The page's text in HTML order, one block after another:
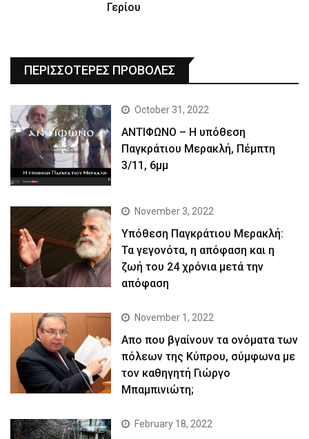
Γερίου
ΠΕΡΙΣΣΟΤΕΡΕΣ ΠΡΟΒΟΛΕΣ
October 31, 2022
ΑΝΤΙΦΩΝΟ – Η υπόθεση
Παγκράτιου Μερακλή, Πέμπτη
3/11, 6μμ
November 3, 2022
Yπόθεση Παγκράτιου Μερακλή:
Τα γεγονότα, η απόφαση και η
ζωή του 24 χρόνια μετά την
απόφαση
November 1, 2022
Απο που βγαίνουν τα ονόματα των
πόλεων της Κύπρου, σύμφωνα με
τον καθηγητή Γιώργο
Μπαμπινιώτη;
February 18, 2022